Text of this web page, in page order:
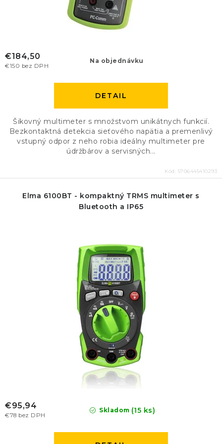
Na objednávku
€150 bez DPH
€184,50
DETAIL
Šikovný multimeter s množstvom unikátnych funkcií.
Bezkontaktná detekcia sieťového napätia a premenlivý
vstupný odpor z neho robia ideálny multimeter pre
údržbárov a servisných...
Kód: 5706445410293
Elma 6100BT - kompaktný TRMS multimeter s
Bluetooth a IP65
Skladom (15 ks)
€78 bez DPH
€95,94